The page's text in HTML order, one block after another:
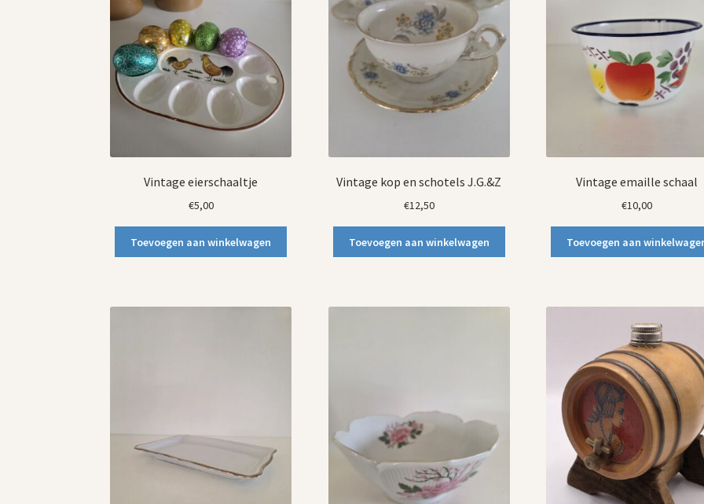
Vintage eierschaaltje
€5,00
Toevoegen aan winkelwagen
Vintage kop en schotels J.G.&Z
€12,50
Toevoegen aan winkelwagen
Vintage emaille schaal
€10,00
Toevoegen aan